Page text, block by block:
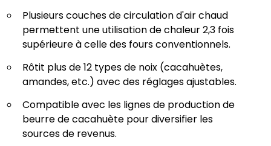
Plusieurs couches de circulation d'air chaud
permettent une utilisation de chaleur 2,3 fois
supérieure à celle des fours conventionnels.
Rôtit plus de 12 types de noix (cacahuètes,
amandes, etc.) avec des réglages ajustables.
Compatible avec les lignes de production de
beurre de cacahuète pour diversifier les
sources de revenus.